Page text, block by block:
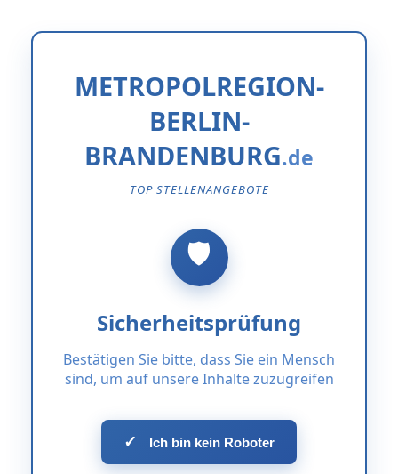
METROPOLREGION-
BERLIN-
BRANDENBURG
TOP STELLENANGEBOTE
Sicherheitsprüfung
Bestätigen Sie bitte, dass Sie ein Mensch
sind, um auf unsere Inhalte zuzugreifen
✓ Ich bin kein Roboter